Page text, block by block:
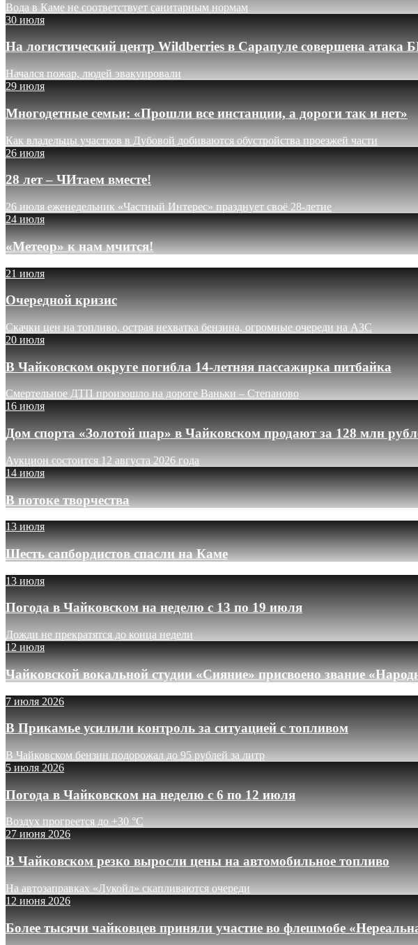
Вода в Каме не соответствует санитарным нормам
30 июля
На логистический центр Wildberries в Сарапуле совершена атака
Начался пожар, людей эвакуировали
29 июля
Многодетные семьи: «Прошли все инстанции, а дороги так и нет»
Как владельцы участков в Дубовой добиваются обустройства проезжей части
26 июля
28 лет – ЧИтаем вместе!
26 июля еженедельник «Частный Интерес» празднует своё 28-летие
24 июля
«Метеор» к нам мчится!
21 июля
Очередной кризис
Скачки цен на топливо, острая нехватка бензина, огромные очереди на АЗС
20 июля
В Чайковском округе погибла 14-летняя пассажирка питбайка
Смертельное ДТП произошло на дороге Ваньки – Степаново
16 июля
Дом спорта «Золотой шар» в Чайковском продают за 128 млн
Аукцион состоится 12 августа 2026 года
14 июля
В потоке творчества
13 июля
Шесть сапбордистов спасли на Каме
13 июля
Погода в Чайковском на неделю с 13 по 19 июля
Дожди не прекратятся до конца недели
12 июля
Чайковской вокальной студии «Сияние» присвоено звание
7 июля 2026
В Прикамье усилили контроль за ситуацией с топливом
В Чайковском бензин подорожал до 95 рублей за литр
5 июля 2026
Погода в Чайковском на неделю с 6 по 12 июля
Воздух прогреется до +30 °C
27 июня 2026
В Чайковском резко выросли цены на автомобильное топливо
На автозаправках «Лукойл» скапливаются очереди
12 июня 2026
Более тысячи чайковцев приняли участие во флешмобе